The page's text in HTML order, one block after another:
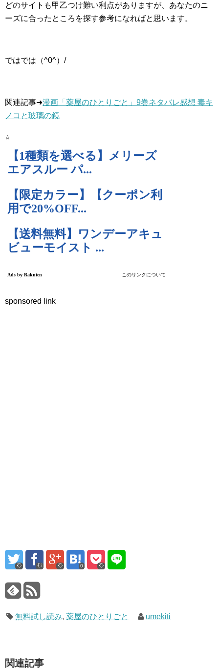
どのサイトも甲乙つけ難い利点がありますが、あなたのニ
ーズに合ったところを探す参考になればと思います。
ではでは（^0^）/
関連記事➜漫画「薬屋のひとりごと」9巻ネタバレ感想 毒キ
ノコと玻璃の鏡
☆
sponsored link
0
無料試し読み, 薬屋のひとりごと umekiti
関連記事